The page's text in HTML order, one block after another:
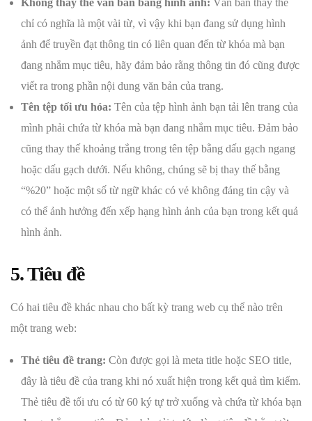
chỉ có nghĩa là một vài từ, vì vậy khi bạn đang sử dụng hình
ảnh để truyền đạt thông tin có liên quan đến từ khóa mà bạn
đang nhắm mục tiêu, hãy đảm bảo rằng thông tin đó cũng được
viết ra trong phần nội dung văn bản của trang.
Tên tệp tối ưu hóa: Tên của tệp hình ảnh bạn tải lên trang của
mình phải chứa từ khóa mà bạn đang nhắm mục tiêu. Đảm bảo
cũng thay thế khoảng trắng trong tên tệp bằng dấu gạch ngang
hoặc dấu gạch dưới. Nếu không, chúng sẽ bị thay thế bằng
“%20” hoặc một số từ ngữ khác có vẻ không đáng tin cậy và
có thể ảnh hưởng đến xếp hạng hình ảnh của bạn trong kết quả
hình ảnh.
5. Tiêu đề
Có hai tiêu đề khác nhau cho bất kỳ trang web cụ thể nào trên
một trang web:
Thẻ tiêu đề trang: Còn được gọi là meta title hoặc SEO title,
đây là tiêu đề của trang khi nó xuất hiện trong kết quả tìm kiếm.
Thẻ tiêu đề tối ưu có từ 60 ký tự trở xuống và chứa từ khóa bạn